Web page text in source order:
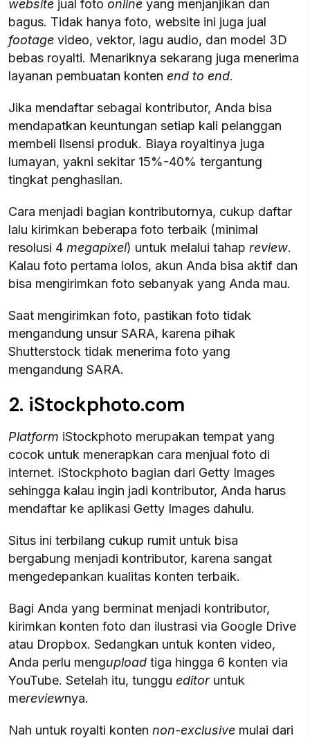
website jual foto online yang menjanjikan dan
bagus. Tidak hanya foto, website ini juga jual
footage video, vektor, lagu audio, dan model 3D
bebas royalti. Menariknya sekarang juga menerima
layanan pembuatan konten end to end.
Jika mendaftar sebagai kontributor, Anda bisa
mendapatkan keuntungan setiap kali pelanggan
membeli lisensi produk. Biaya royaltinya juga
lumayan, yakni sekitar 15%-40% tergantung
tingkat penghasilan.
Cara menjadi bagian kontributornya, cukup daftar
lalu kirimkan beberapa foto terbaik (minimal
resolusi 4 megapixel) untuk melalui tahap review.
Kalau foto pertama lolos, akun Anda bisa aktif dan
bisa mengirimkan foto sebanyak yang Anda mau.
Saat mengirimkan foto, pastikan foto tidak
mengandung unsur SARA, karena pihak
Shutterstock tidak menerima foto yang
mengandung SARA.
2. iStockphoto.com
Platform iStockphoto merupakan tempat yang
cocok untuk menerapkan cara menjual foto di
internet. iStockphoto bagian dari Getty Images
sehingga kalau ingin jadi kontributor, Anda harus
mendaftar ke aplikasi Getty Images dahulu.
Situs ini terbilang cukup rumit untuk bisa
bergabung menjadi kontributor, karena sangat
mengedepankan kualitas konten terbaik.
Bagi Anda yang berminat menjadi kontributor,
kirimkan konten foto dan ilustrasi via Google Drive
atau Dropbox. Sedangkan untuk konten video,
Anda perlu mengupload tiga hingga 6 konten via
YouTube. Setelah itu, tunggu editor untuk
mereviewnya.
Nah untuk royalti konten non-exclusive mulai dari